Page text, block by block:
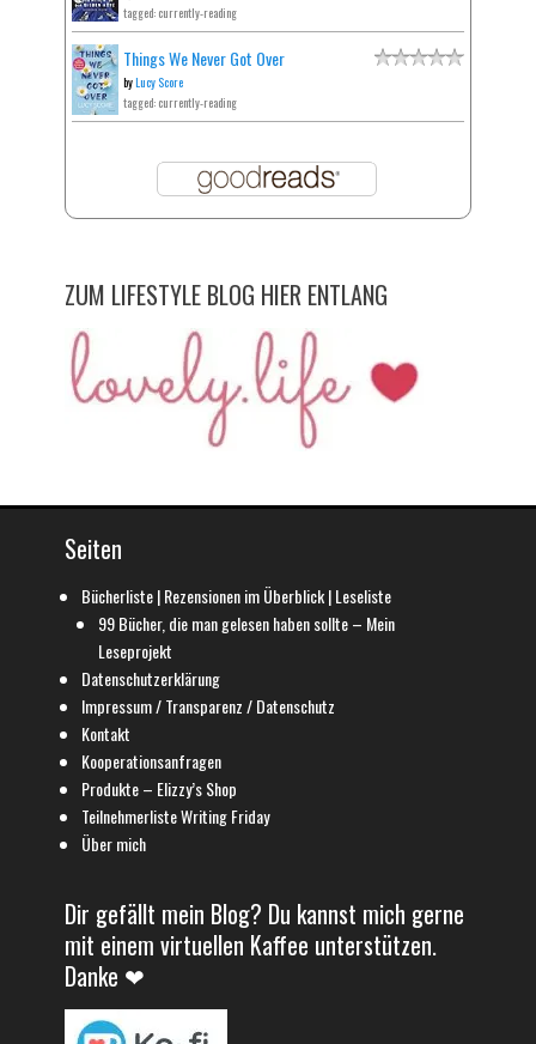
tagged: currently-reading
Things We Never Got Over
byLucy Score
tagged: currently-reading
ZUM LIFESTYLE BLOG HIER ENTLANG
Seiten
Bücherliste | Rezensionen im Überblick | Leseliste
99 Bücher, die man gelesen haben sollte – Mein
Leseprojekt
Datenschutzerklärung
Impressum / Transparenz / Datenschutz
Kontakt
Kooperationsanfragen
Produkte – Elizzy’s Shop
Teilnehmerliste Writing Friday
Über mich
Dir gefällt mein Blog? Du kannst mich gerne
mit einem virtuellen Kaffee unterstützen.
Danke ❤